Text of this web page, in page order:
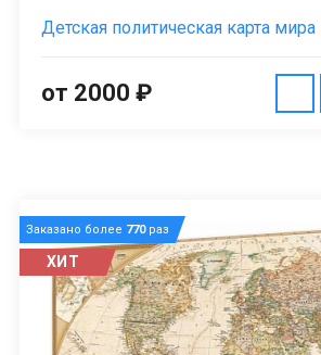
Детская политическая карта мира
от 2000 ₽
Заказано более 770раз
ХИТ